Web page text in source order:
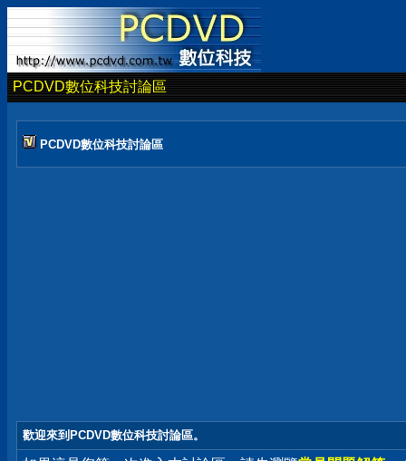
PCDVD數位科技討論區
PCDVD數位科技討論區
歡迎來到PCDVD數位科技討論區。